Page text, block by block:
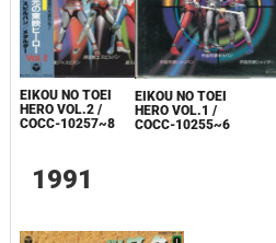
EIKOU NO TOEI
HERO VOL.2 /
COCC-10257~8
EIKOU NO TOEI
HERO VOL.1 /
COCC-10255~6
1991